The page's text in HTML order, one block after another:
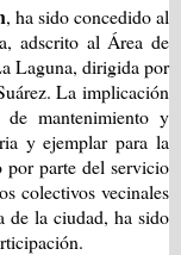
, ha sido concedido al
adscrito al Área de
Laguna, dirigida por
La implicación
mantenimiento y
y ejemplar para la
por parte del servicio
colectivos vecinales
de la ciudad, ha sido